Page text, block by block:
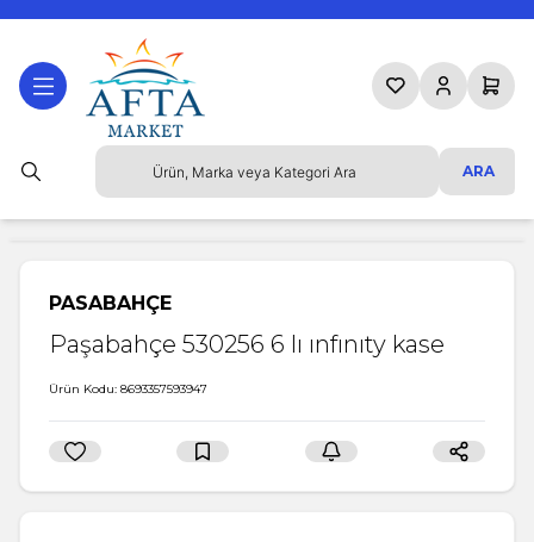
ARA
Favorilerim
HesabımSepetim
PASABAHÇE
Paşabahçe 530256 6 lı ınfınıty kase
Ürün Kodu: 8693357593947